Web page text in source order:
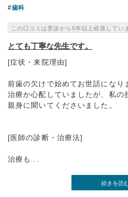
歯科
この口コミは受診から5年以上経過してい
とても丁寧な先生です。
[症状・来院理由]
前歯の欠けで始めてお世話になり
治療か心配していましたが、私の
親身に聞いてくださいました。
[医師の診断・治療法]
治療も...
続きを読